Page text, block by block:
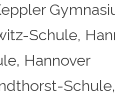
Schule,
Hannover